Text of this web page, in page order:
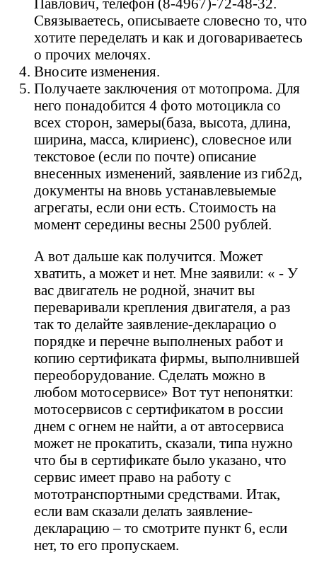
Павлович, телефон (8-4967)-72-48-32.
Связываетесь, описываете словесно то, что
хотите переделать и как и договариваетесь
о прочих мелочях.
Вносите изменения.
Получаете заключения от мотопрома. Для
него понадобится 4 фото мотоцикла со
всех сторон, замеры(база, высота, длина,
ширина, масса, клириенс), словесное или
текстовое (если по почте) описание
внесенных изменений, заявление из гиб2д,
документы на вновь устанавлевыемые
агрегаты, если они есть. Стоимость на
момент середины весны 2500 рублей.
А вот дальше как получится. Может
хватить, а может и нет. Мне заявили: « - У
вас двигатель не родной, значит вы
переваривали крепления двигателя, а раз
так то делайте заявление-декларацио о
порядке и перечне выполненых работ и
копию сертификата фирмы, выполнившей
переоборудование. Сделать можно в
любом мотосервисе» Вот тут непонятки:
мотосервисов с сертификатом в россии
днем с огнем не найти, а от автосервиса
может не прокатить, сказали, типа нужно
что бы в сертификате было указано, что
сервис имеет право на работу с
мототранспортными средствами. Итак,
если вам сказали делать заявление-
декларацию – то смотрите пункт 6, если
нет, то его пропускаем.